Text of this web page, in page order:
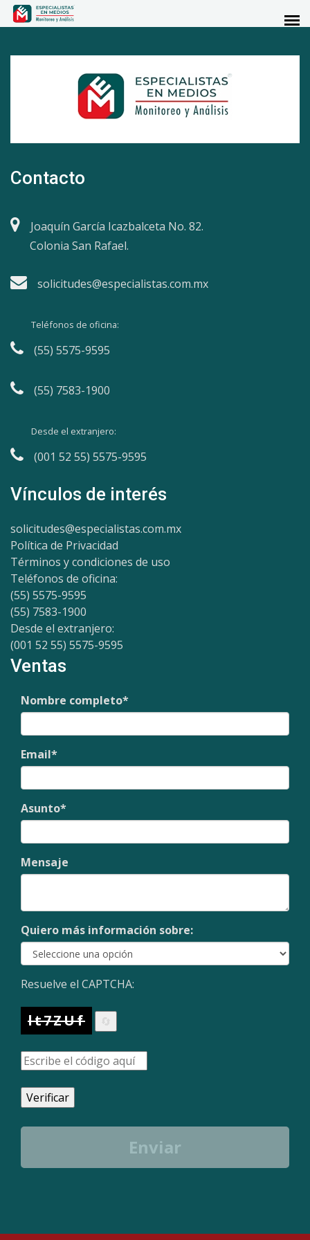
Contacto
Joaquín García Icazbalceta No. 82.
Colonia San Rafael.
solicitudes@especialistas.com.mx
Teléfonos de oficina:
(55) 5575-9595
(55) 7583-1900
Desde el extranjero:
(001 52 55) 5575-9595
Vínculos de interés
solicitudes@especialistas.com.mx
Política de Privacidad
Términos y condiciones de uso
Teléfonos de oficina:
(55) 5575-9595
(55) 7583-1900
Desde el extranjero:
(001 52 55) 5575-9595
Ventas
Nombre completo*
Email*
Asunto*
Mensaje
Quiero más información sobre:
Resuelve el CAPTCHA:
lt7ZUf
Verificar
Enviar